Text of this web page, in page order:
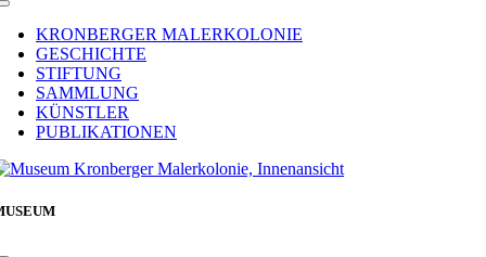
Toggle
NavigationKRONBERGER MALERKOLONIE
GESCHICHTE
STIFTUNG
SAMMLUNG
KÜNSTLER
PUBLIKATIONEN